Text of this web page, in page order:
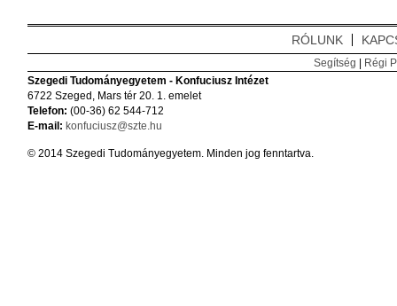
RÓLUNK
Segítség | Régi
Szegedi Tudományegyetem - Konfuciusz Intézet
6722 Szeged, Mars tér 20. 1. emelet
Telefon: (00-36) 62 544-712
E-mail: konfuciusz@szte.hu
© 2014 Szegedi Tudományegyetem. Minden jog fenntartva.